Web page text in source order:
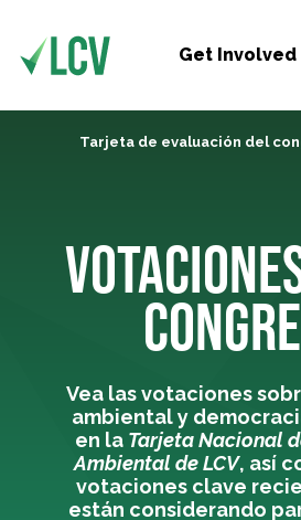
Get Involved
Tarjeta de evaluación del
Vea las votaciones
ambiental y
en la Tarjeta Nacional
Ambiental de LCV, así
votaciones clave
están considerando